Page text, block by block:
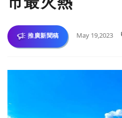
推廣新聞稿 May 19,2023